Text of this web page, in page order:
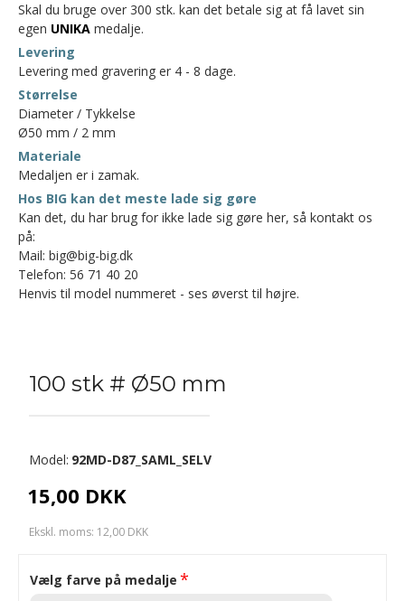
Skal du bruge over 300 stk. kan det betale sig at få lavet sin
egen UNIKA medalje.
Levering
Levering med gravering er 4 - 8 dage.
Størrelse
Diameter / Tykkelse
Ø50 mm / 2 mm
Materiale
Medaljen er i zamak.
Hos BIG kan det meste lade sig gøre
Kan det, du har brug for ikke lade sig gøre her, så kontakt os
på:
Mail: big@big-big.dk
Telefon: 56 71 40 20
Henvis til model nummeret - ses øverst til højre.
100 stk # Ø50 mm
15,00 DKK
Ekskl. moms: 12,00 DKK
Model: 92MD-D87_SAML_SELV
Vælg farve på medalje